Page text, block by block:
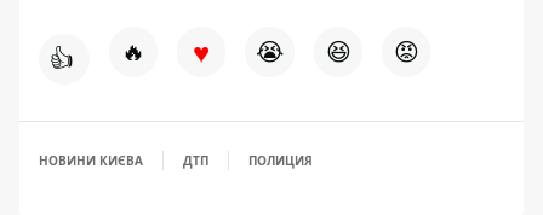
👍 🔥 ♥ 😭 😆 😡
НОВИНИ КИЄВА ДТП ПОЛИЦИЯ